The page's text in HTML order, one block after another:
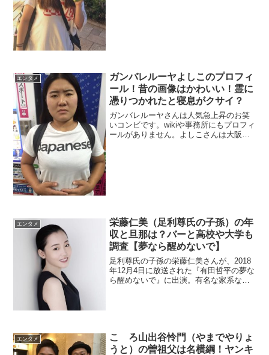
エンタメ
ガンバレルーヤよしこのプロフィ
ール！昔の画像はかわいい！霊に
憑りつかれたと寝息がクサイ？
ガンバレルーヤさんは人気急上昇のお笑
いコンビです。wikiや事務所にもプロフィ
ールがありません。よしこさんは大阪時
エンタメ
栄藤仁美（足利尊氏の子孫）の年
収と旦那は？バーと高校や大学も
調査【夢なら醒めないで】
足利尊氏の子孫の栄藤仁美さんが、2018
年12月4日に放送された『有田哲平の夢な
ら醒めないで』に出演。有名な家系なの
エンタメ
こゝろ山出谷怜門（やまでやりょ
うと）の曽祖父は名横綱！ヤンキ